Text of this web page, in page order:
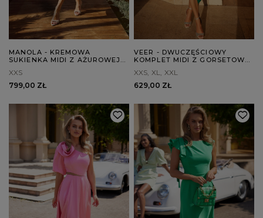
MANOLA - KREMOWA
SUKIENKA MIDI Z AŻUROWEJ
XXS
799,00 ZŁ
VEER - DWUCZĘŚCIOWY
KOMPLET MIDI Z GORSETOWĄ
SPÓDNICĄ
XXS XL
XXL
629,00 ZŁ